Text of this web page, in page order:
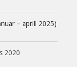
– aprill 2025)
2020